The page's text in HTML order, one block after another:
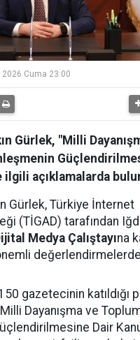
Cuma 23:00
Gürlek, "Milli
ilgili açıklamalarda
Gürlek, Türkiye İnternet
(TİGAD) tarafından
Medya Çalıştayına
gazetecinin katıldığı
Dayanışma ve
Dair